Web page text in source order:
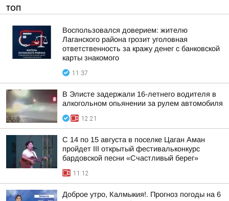
ТОП
Воспользовался доверием: жителю
Лаганского района грозит уголовная
ответственность за кражу денег с банковской
карты знакомого
11:37
В Элисте задержали 16-летнего водителя в
алкогольном опьянении за рулем автомобиля
12:21
С 14 по 15 августа в поселке Цаган Аман
пройдет III открытый фестивальконкурс
бардовской песни «Счастливый берег»
11:12
Доброе утро, Калмыкия!. Прогноз погоды на 6